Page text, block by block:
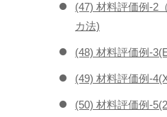
(47) 材料評価例-2
カ法)
(48) 材料評価例-
(49) 材料評価例-
(50) 材料評価例-